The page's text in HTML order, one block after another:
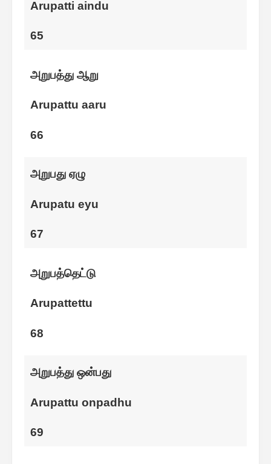
Arupatti aindu
65
அறுபத்து ஆறு
Arupattu aaru
66
அறுபது ஏழு
Arupatu eyu
67
அறுபத்தெட்டு
Arupattettu
68
அறுபத்து ஒன்பது
Arupattu onpadhu
69